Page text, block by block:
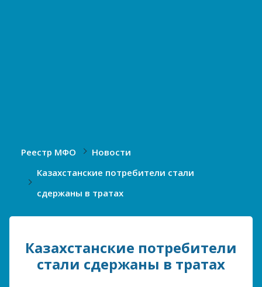
Реестр МФО
Новости
Казахстанские потребители стали
сдержаны в тратах
Казахстанские потребители
стали сдержаны в тратах